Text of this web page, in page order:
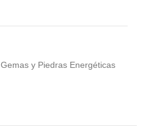
Gemas y Piedras Energéticas